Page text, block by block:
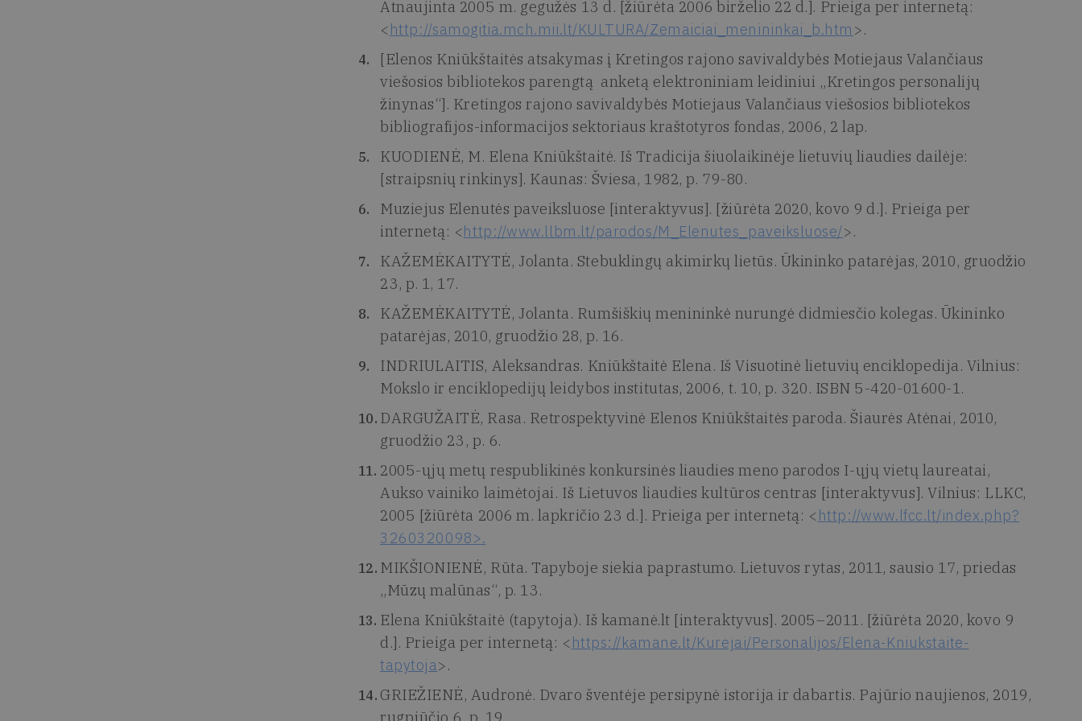
Atnaujinta 2005 m. gegužės 13 d. [žiūrėta 2006 birželio 22 d.]. Prieiga per internetą:
<http://samogitia.mch.mii.lt/KULTURA/Zemaiciai_menininkai_b.htm >.
[Elenos Kniūkštaitės atsakymas į Kretingos rajono savivaldybės Motiejaus Valančiaus
viešosios bibliotekos parengtą anketą elektroniniam leidiniui „Kretingos personalijų
žinynas“]. Kretingos rajono savivaldybės Motiejaus Valančiaus viešosios bibliotekos
bibliografijos-informacijos sektoriaus kraštotyros fondas, 2006, 2 lap.
KUODIENĖ, M. Elena Kniūkštaitė. Iš Tradicija šiuolaikinėje lietuvių liaudies dailėje:
[straipsnių rinkinys]. Kaunas: Šviesa, 1982, p. 79-80.
Muziejus Elenutės paveiksluose [interaktyvus]. [žiūrėta 2020, kovo 9 d.]. Prieiga per
internetą: <http://www.llbm.lt/parodos/M_Elenutes_paveiksluose/>.
KAŽEMĖKAITYTĖ, Jolanta. Stebuklingų akimirkų lietūs. Ūkininko patarėjas, 2010, gruodžio
23, p. 1, 17.
KAŽEMĖKAITYTĖ, Jolanta. Rumšiškių menininkė nurungė didmiesčio kolegas. Ūkininko
patarėjas, 2010, gruodžio 28, p. 16.
INDRIULAITIS, Aleksandras. Kniūkštaitė Elena. Iš Visuotinė lietuvių enciklopedija. Vilnius:
Mokslo ir enciklopedijų leidybos institutas, 2006, t. 10, p. 320. ISBN 5-420-01600-1.
DARGUŽAITĖ, Rasa. Retrospektyvinė Elenos Kniūkštaitės paroda. Šiaurės Atėnai, 2010,
gruodžio 23, p. 6.
2005-ųjų metų respublikinės konkursinės liaudies meno parodos I-ųjų vietų laureatai,
Aukso vainiko laimėtojai. Iš Lietuvos liaudies kultūros centras [interaktyvus]. Vilnius: LLKC,
2005 [žiūrėta 2006 m. lapkričio 23 d.]. Prieiga per internetą: <http://www.lfcc.lt/index.php?
3260320098>.
MIKŠIONIENĖ, Rūta. Tapyboje siekia paprastumo. Lietuvos rytas, 2011, sausio 17, priedas
„Mūzų malūnas“, p. 13.
Elena Kniūkštaitė (tapytoja). Iš kamanė.lt [interaktyvus]. 2005–2011. [žiūrėta 2020, kovo 9
d.]. Prieiga per internetą: <https://kamane.lt/Kurejai/Personalijos/Elena-Kniukstaite-
tapytoja>.
GRIEŽIENĖ, Audronė. Dvaro šventėje persipynė istorija ir dabartis. Pajūrio naujienos, 2019,